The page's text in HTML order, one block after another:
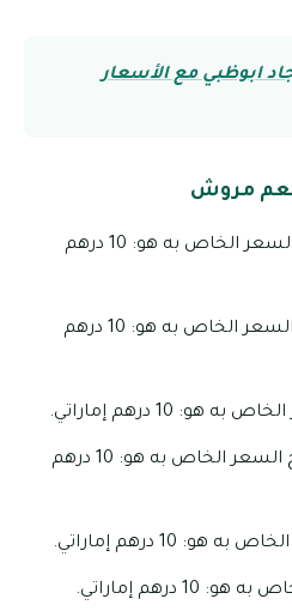
ابوظبي مع الأسعار
مروش
سندويتش دجاج مروش السعر الخاص به هو: 10 درهم
سندويتش فرانسيسكو السعر الخاص به هو: 10 درهم
10 درهم إماراتي.
سندويتش اسكلوب دجاج السعر الخاص به هو: 10 درهم
درهم إماراتي.
درهم إماراتي.